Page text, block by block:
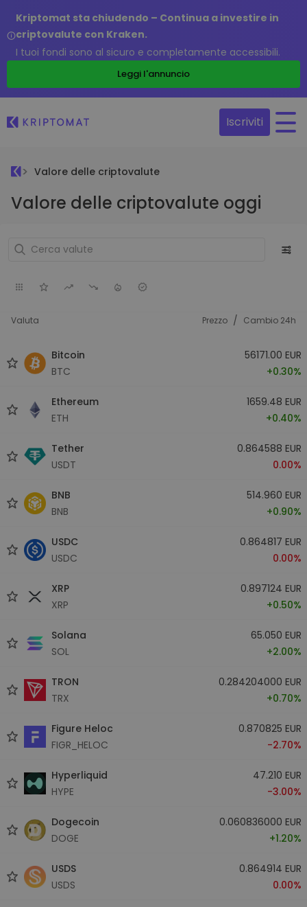
Kriptomat sta chiudendo – Continua a investire in
criptovalute con Kraken.
I tuoi fondi sono al sicuro e completamente accessibili.
Leggi l'annuncio
Iscriviti
Valore delle criptovalute
Valore delle criptovalute oggi
Valuta Prezzo / Cambio 24h
Bitcoin
BTC
56171.00 EUR
+0.30%
Ethereum
ETH
1659.48 EUR
+0.40%
Tether
USDT
0.864588 EUR
0.00%
BNB
BNB
514.960 EUR
+0.90%
USDC
USDC
0.864817 EUR
0.00%
XRP
XRP
0.897124 EUR
+0.50%
Solana
SOL
65.050 EUR
+2.00%
TRON
TRX
0.284204000 EUR
+0.70%
Figure Heloc
FIGR_HELOC
0.870825 EUR
-2.70%
Hyperliquid
HYPE
47.210 EUR
-3.00%
Dogecoin
DOGE
0.060836000 EUR
+1.20%
USDS
USDS
0.864914 EUR
0.00%